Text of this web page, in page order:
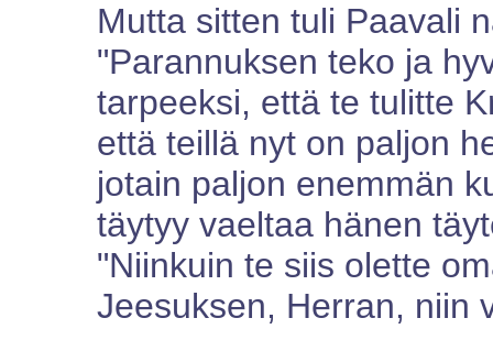
Mutta sitten tuli Paavali
"Parannuksen teko ja
tarpeeksi, että te tulitte
että teillä nyt on paljon
jotain paljon enemmän
täytyy vaeltaa hänen
"Niinkuin te siis olette
Jeesuksen, Herran, niin